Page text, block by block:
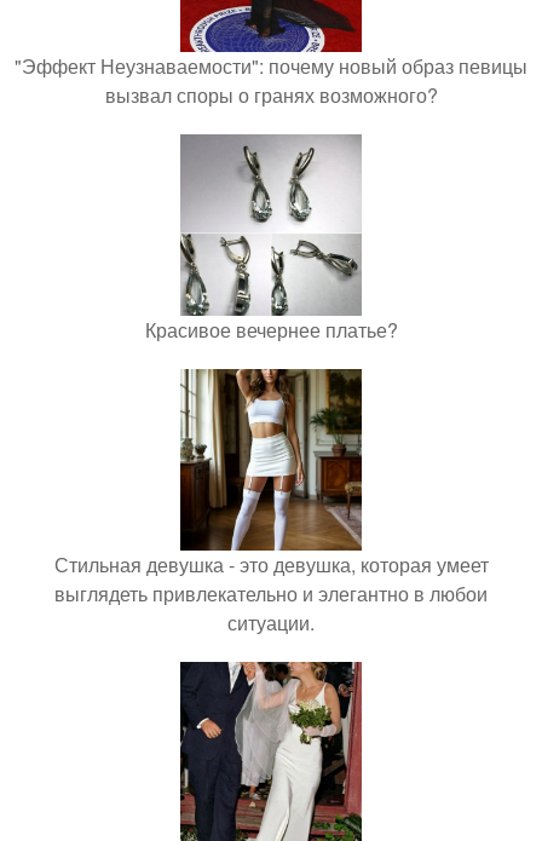
"Эффект Неузнаваемости": почему новый образ певицы
вызвал споры о гранях возможного?
Красивое вечернее платье?
Стильная девушка - это девушка, которая умеет
выглядеть привлекательно и элегантно в любои
ситуации.